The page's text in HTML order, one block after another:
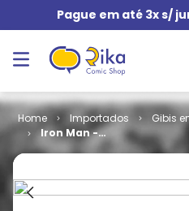
Pague em até 3x s/
Importados Gibis
Iron Man -
Volume 3 # 14